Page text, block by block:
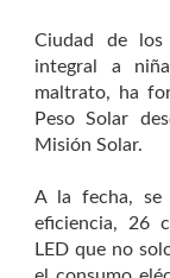
Ciudad de los
integral a
maltrato, ha
Peso Solar
Misión Solar.
A la fecha, se
eficiencia, 26
LED que no